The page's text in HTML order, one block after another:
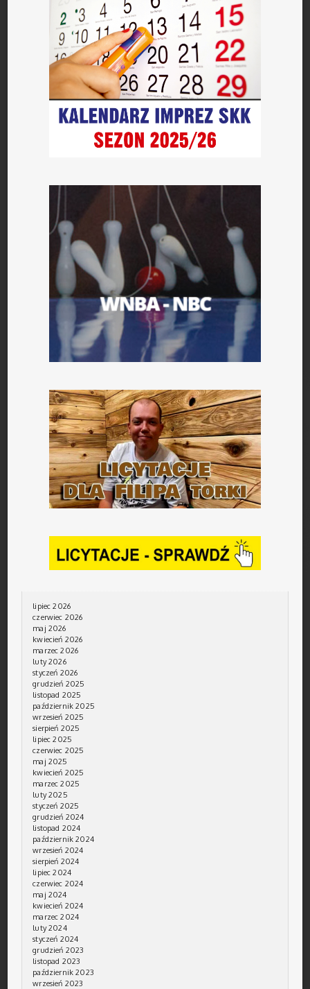
lipiec 2026
czerwiec 2026
maj 2026
kwiecień 2026
marzec 2026
luty 2026
styczeń 2026
grudzień 2025
listopad 2025
październik 2025
wrzesień 2025
sierpień 2025
lipiec 2025
czerwiec 2025
maj 2025
kwiecień 2025
marzec 2025
luty 2025
styczeń 2025
grudzień 2024
listopad 2024
październik 2024
wrzesień 2024
sierpień 2024
lipiec 2024
czerwiec 2024
maj 2024
kwiecień 2024
marzec 2024
luty 2024
styczeń 2024
grudzień 2023
listopad 2023
październik 2023
wrzesień 2023